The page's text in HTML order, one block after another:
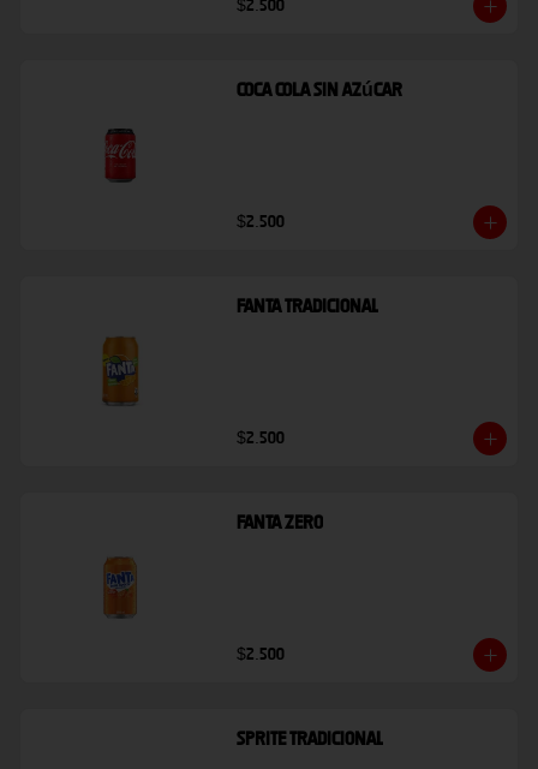
$2.500
Coca Cola Sin Azúcar
$2.500
Fanta Tradicional
$2.500
Fanta Zero
$2.500
Sprite Tradicional